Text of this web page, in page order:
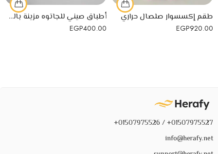
طقم إكسسوار صلصال حراري
EGP920.00
أطباق صيني للجاتوه مزينة بالورد شغل يدوي
EGP400.00
01507975527+ / 01507975526+
info@herafy.net